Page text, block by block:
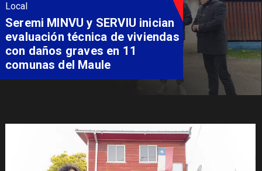
Local
Fondo Orasmi entrega apoyo a
familia de Romeral para
costear alimentación
especializada de niño con
Síndrome de Intestino Corto